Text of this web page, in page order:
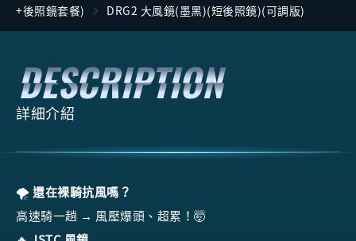
+後照鏡套餐)
DRG2 大風鏡(墨黑)(短後照鏡)(可調版)
詳細介紹
🌪️ 還在裸騎抗風嗎？
高速騎一趟 → 風壓爆頭、超累！🤯